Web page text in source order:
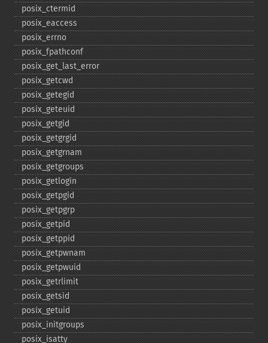
posix_​ctermid
posix_​eaccess
posix_​errno
posix_​fpathconf
posix_​get_​last_​error
posix_​getcwd
posix_​getegid
posix_​geteuid
posix_​getgid
posix_​getgrgid
posix_​getgrnam
posix_​getgroups
posix_​getlogin
posix_​getpgid
posix_​getpgrp
posix_​getpid
posix_​getppid
posix_​getpwnam
posix_​getpwuid
posix_​getrlimit
posix_​getsid
posix_​getuid
posix_​initgroups
posix_​isatty